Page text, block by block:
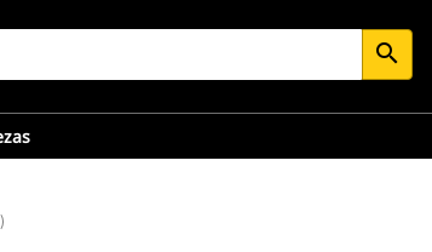
search